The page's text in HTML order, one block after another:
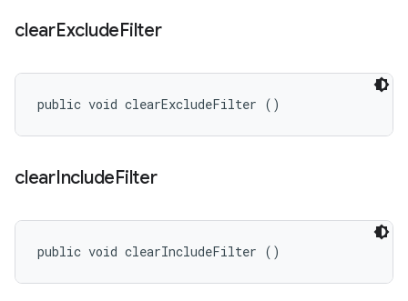
clearExcludeFilter
public void clearExcludeFilter ()
clearIncludeFilter
public void clearIncludeFilter ()